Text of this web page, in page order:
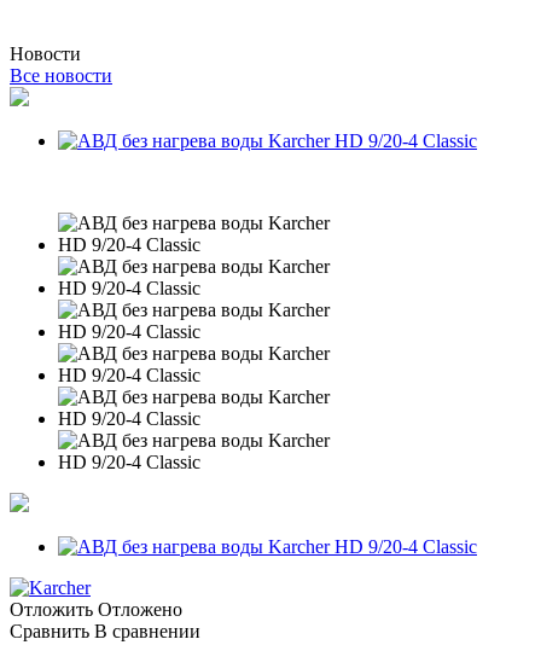
Новости
Все новости
Отложить Отложено
Сравнить В сравнении